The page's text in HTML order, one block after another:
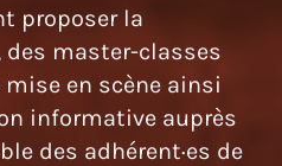
proposer la
master-classes
en scène ainsi
informative auprès
des adhérent·es de